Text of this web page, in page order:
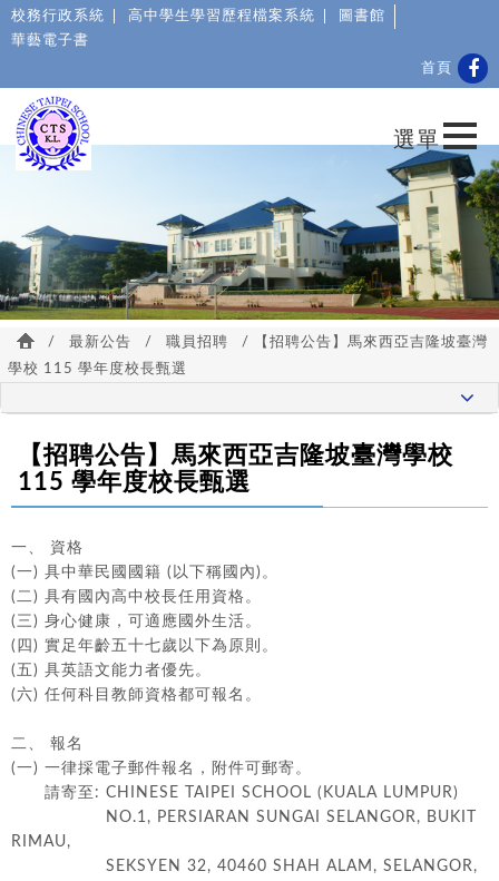
校務行政系統 高中學生學習歷程檔案系統
圖書館
華藝電子書
首頁
/ 最新公告 / 職員招聘
/ 【招聘公告】馬來西亞吉隆坡臺灣
學校 115 學年度校長甄選
【招聘公告】馬來西亞吉隆坡臺灣學校
115 學年度校長甄選
一、 資格
(一) 具中華民國國籍 (以下稱國內)。
(二) 具有國內高中校長任用資格。
(三) 身心健康，可適應國外生活。
(四) 實足年齡五十七歲以下為原則。
(五) 具英語文能力者優先。
(六) 任何科目教師資格都可報名。
二、 報名
(一) 一律採電子郵件報名，附件可郵寄。
請寄至: CHINESE TAIPEI SCHOOL (KUALA LUMPUR)
NO.1, PERSIARAN SUNGAI SELANGOR, BUKIT
RIMAU,
SEKSYEN 32, 40460 SHAH ALAM, SELANGOR,